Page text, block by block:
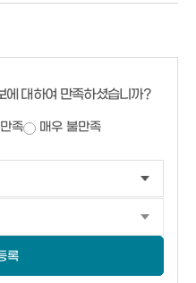
에 대하여 만족하셨습니까?
족 매우 불만족
록